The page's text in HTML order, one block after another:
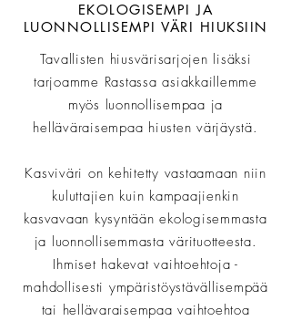
EKOLOGISEMPI JA
LUONNOLLISEMPI VÄRI HIUKSIIN
Tavallisten hiusvärisarjojen lisäksi
tarjoamme Rastassa asiakkaillemme
myös luonnollisempaa ja
helläväraisempaa hiusten värjäystä.
Kasviväri on kehitetty vastaamaan niin
kuluttajien kuin kampaajienkin
kasvavaan kysyntään ekologisemmasta
ja luonnollisemmasta värituotteesta.
Ihmiset hakevat vaihtoehtoja -
mahdollisesti ympäristöystävällisempää
tai hellävaraisempaa vaihtoehtoa